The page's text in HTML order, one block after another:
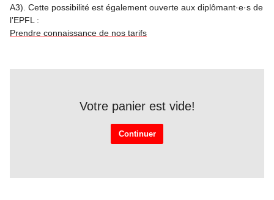
A3). Cette possibilité est également ouverte aux diplômant·e·s de
l’EPFL :
Prendre connaissance de nos tarifs
Votre panier est vide!
Continuer